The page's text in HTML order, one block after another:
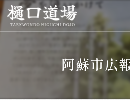
阿蘇市広